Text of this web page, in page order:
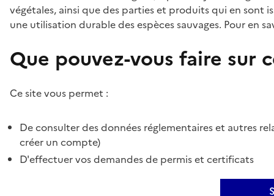
végétales, ainsi que des parties et produits qui en sont
une utilisation durable des espèces sauvages. Pour en
Que pouvez-vous faire sur
Ce site vous permet :
De consulter des données réglementaires et autres
créer un compte)
D'effectuer vos demandes de permis et certificats